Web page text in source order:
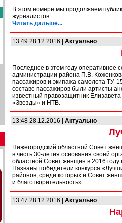
В этом номере мы продолжаем
журналистов.
Читать дальше...
13:49 28.12.2016 | Актуально
Последнее в этом году оперативное
администрации района П.В.
пассажиров и экипажа самолета ТУ-
составе пассажиров были артисты
известный правозащитник
«Звезды» и НТВ.
13:48 28.12.2016 | Актуально
Нижегородский областной Совет
в честь 30-летия основания своей
областной Совет женщин в 2016
Названы победители конкурса
районов, среди которых и Совет
и благотворительность».
13:47 28.12.2016 | Актуально